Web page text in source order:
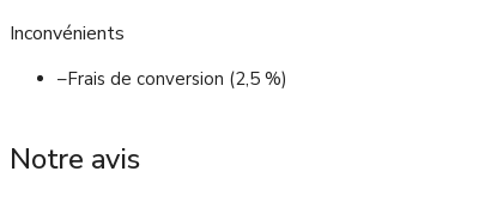
Inconvénients
–Frais de conversion (2,5 %)
Notre avis